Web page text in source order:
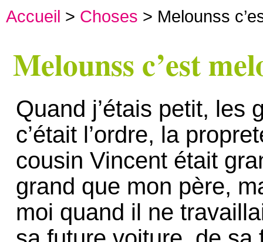
Accueil > Choses > Melounss
Melounss c’est
Quand j’étais petit, les
c’était l’ordre, la
cousin Vincent était
grand que mon père,
moi quand il ne